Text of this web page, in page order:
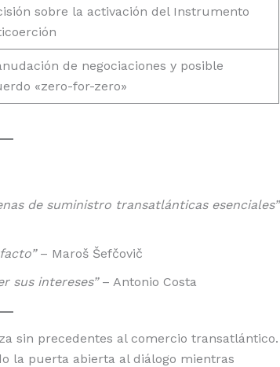
sobre la activación del Instrumento
de negociaciones y posible
«zero-for-zero»
de suministro transatlánticas esenciales”
– Maroš Šefčovič
sus intereses”– Antonio Costa
sin precedentes al comercio transatlántico.
la puerta abierta al diálogo mientras